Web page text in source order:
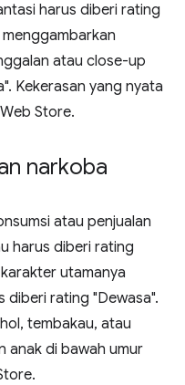
harus diberi rating
atau close-up
Kekerasan yang nyata
Store.
narkoba
atau penjualan
harus diberi rating
utamanya
diberi rating "Dewasa".
tembakau, atau
anak di bawah umur